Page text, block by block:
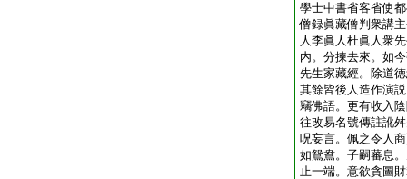
學士中書省客省使
僧録眞藏僧判衆講
人李眞人杜眞人衆
内。分揀去來。如
先生家藏經。除道
其餘皆後人造作演
竊佛語。更有收入
往改易名號傳註訛
呪妄言。佩之令人
如鴛鴦。子嗣蕃息
止一端。意欲貪圖